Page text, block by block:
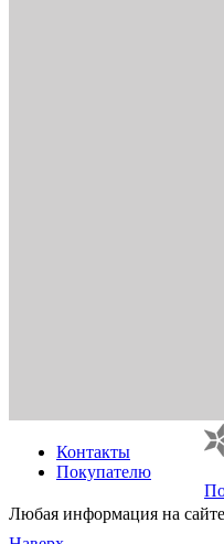
Контакты
Покупателю
Любая информация на